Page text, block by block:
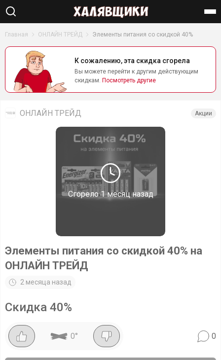
Найти
Главная ОНЛАЙН ТРЕЙД Элементы питания со скидкой 40%
К сожалению, эта скидка сгорела
Вы можете перейти к другим действующим
скидкам. Посмотреть другие
Сгорело1 месяц назад
ОНЛАЙН ТРЕЙД Акции
Элементы питания со скидкой 40% на
ОНЛАЙН ТРЕЙД
2 месяца назад
Скидка 40%
0° 0